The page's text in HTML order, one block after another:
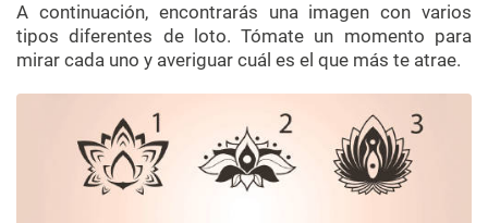
A continuación, encontrarás una imagen con varios
tipos diferentes de loto. Tómate un momento para
mirar cada uno y averiguar cuál es el que más te atrae.